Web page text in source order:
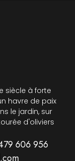
siècle à forte
havre de paix
le jardin, sur
d'oliviers
606 956